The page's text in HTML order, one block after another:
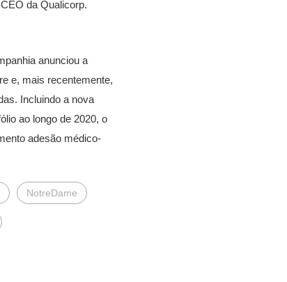
da Qualicorp.
anunciou a
e, mais recentemente,
Incluindo a nova
ao longo de 2020, o
adesão médico-
NotreDame